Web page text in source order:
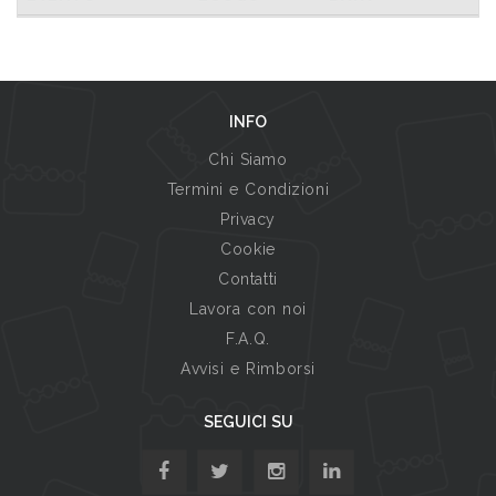
INFO
Chi Siamo
Termini e Condizioni
Privacy
Cookie
Contatti
Lavora con noi
F.A.Q.
Avvisi e Rimborsi
SEGUICI SU